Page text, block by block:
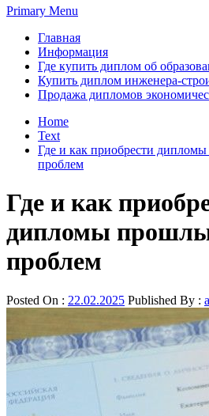
Primary Menu
Главная
Информация
Где купить диплом об
Купить диплом инженера-
Продажа дипломов
Home
Text
Где и как приобрести
проблем
Где и как
дипломы
проблем
Posted On : 22.02.2025 Published By :